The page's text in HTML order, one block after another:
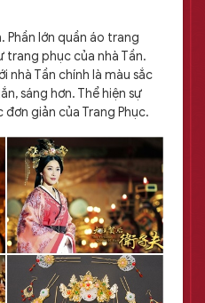
Phần lớn quần áo trang
trang phục của nhà Tần.
nhà Tần chính là màu sắc
sáng hơn. Thể hiện sự
giản của Trang Phục.